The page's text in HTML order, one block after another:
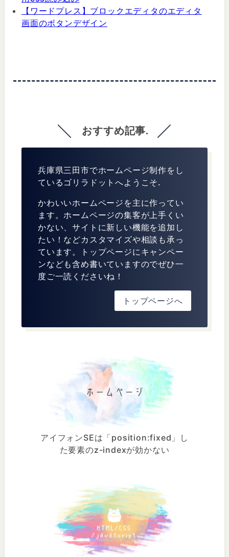
【ワードプレス】ブロックエディタのエディタ
画面のボタンデザイン
おすすめ記事.
兵庫県三田市でホームページ制作をし
ているゴリラドットへようこそ.
かわいいホームページを主に作ってい
ます。ホームページの集客が上手くい
かない、サイトに新しい機能を追加し
たい！などカスタマイズや相談も承っ
ています。トップページにキャンペー
ンなども含め書いていますのでぜひ一
度ご一読くださいね！
トップページへ
アイフォンSEは「position:fixed」し
た要素のz-indexが効かない